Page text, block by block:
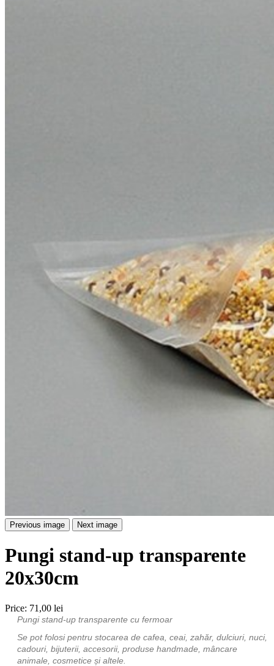
Previous image Next image
Pungi stand-up transparente
20x30cm
Price: 71,00 lei
Pungi stand-up transparente cu fermoar
Se pot folosi pentru stocarea de cafea, ceai, zahăr, dulciuri, nuci,
cadouri, bijuterii, accesorii, produse handmade, mâncare
animale, cosmetice și altele.